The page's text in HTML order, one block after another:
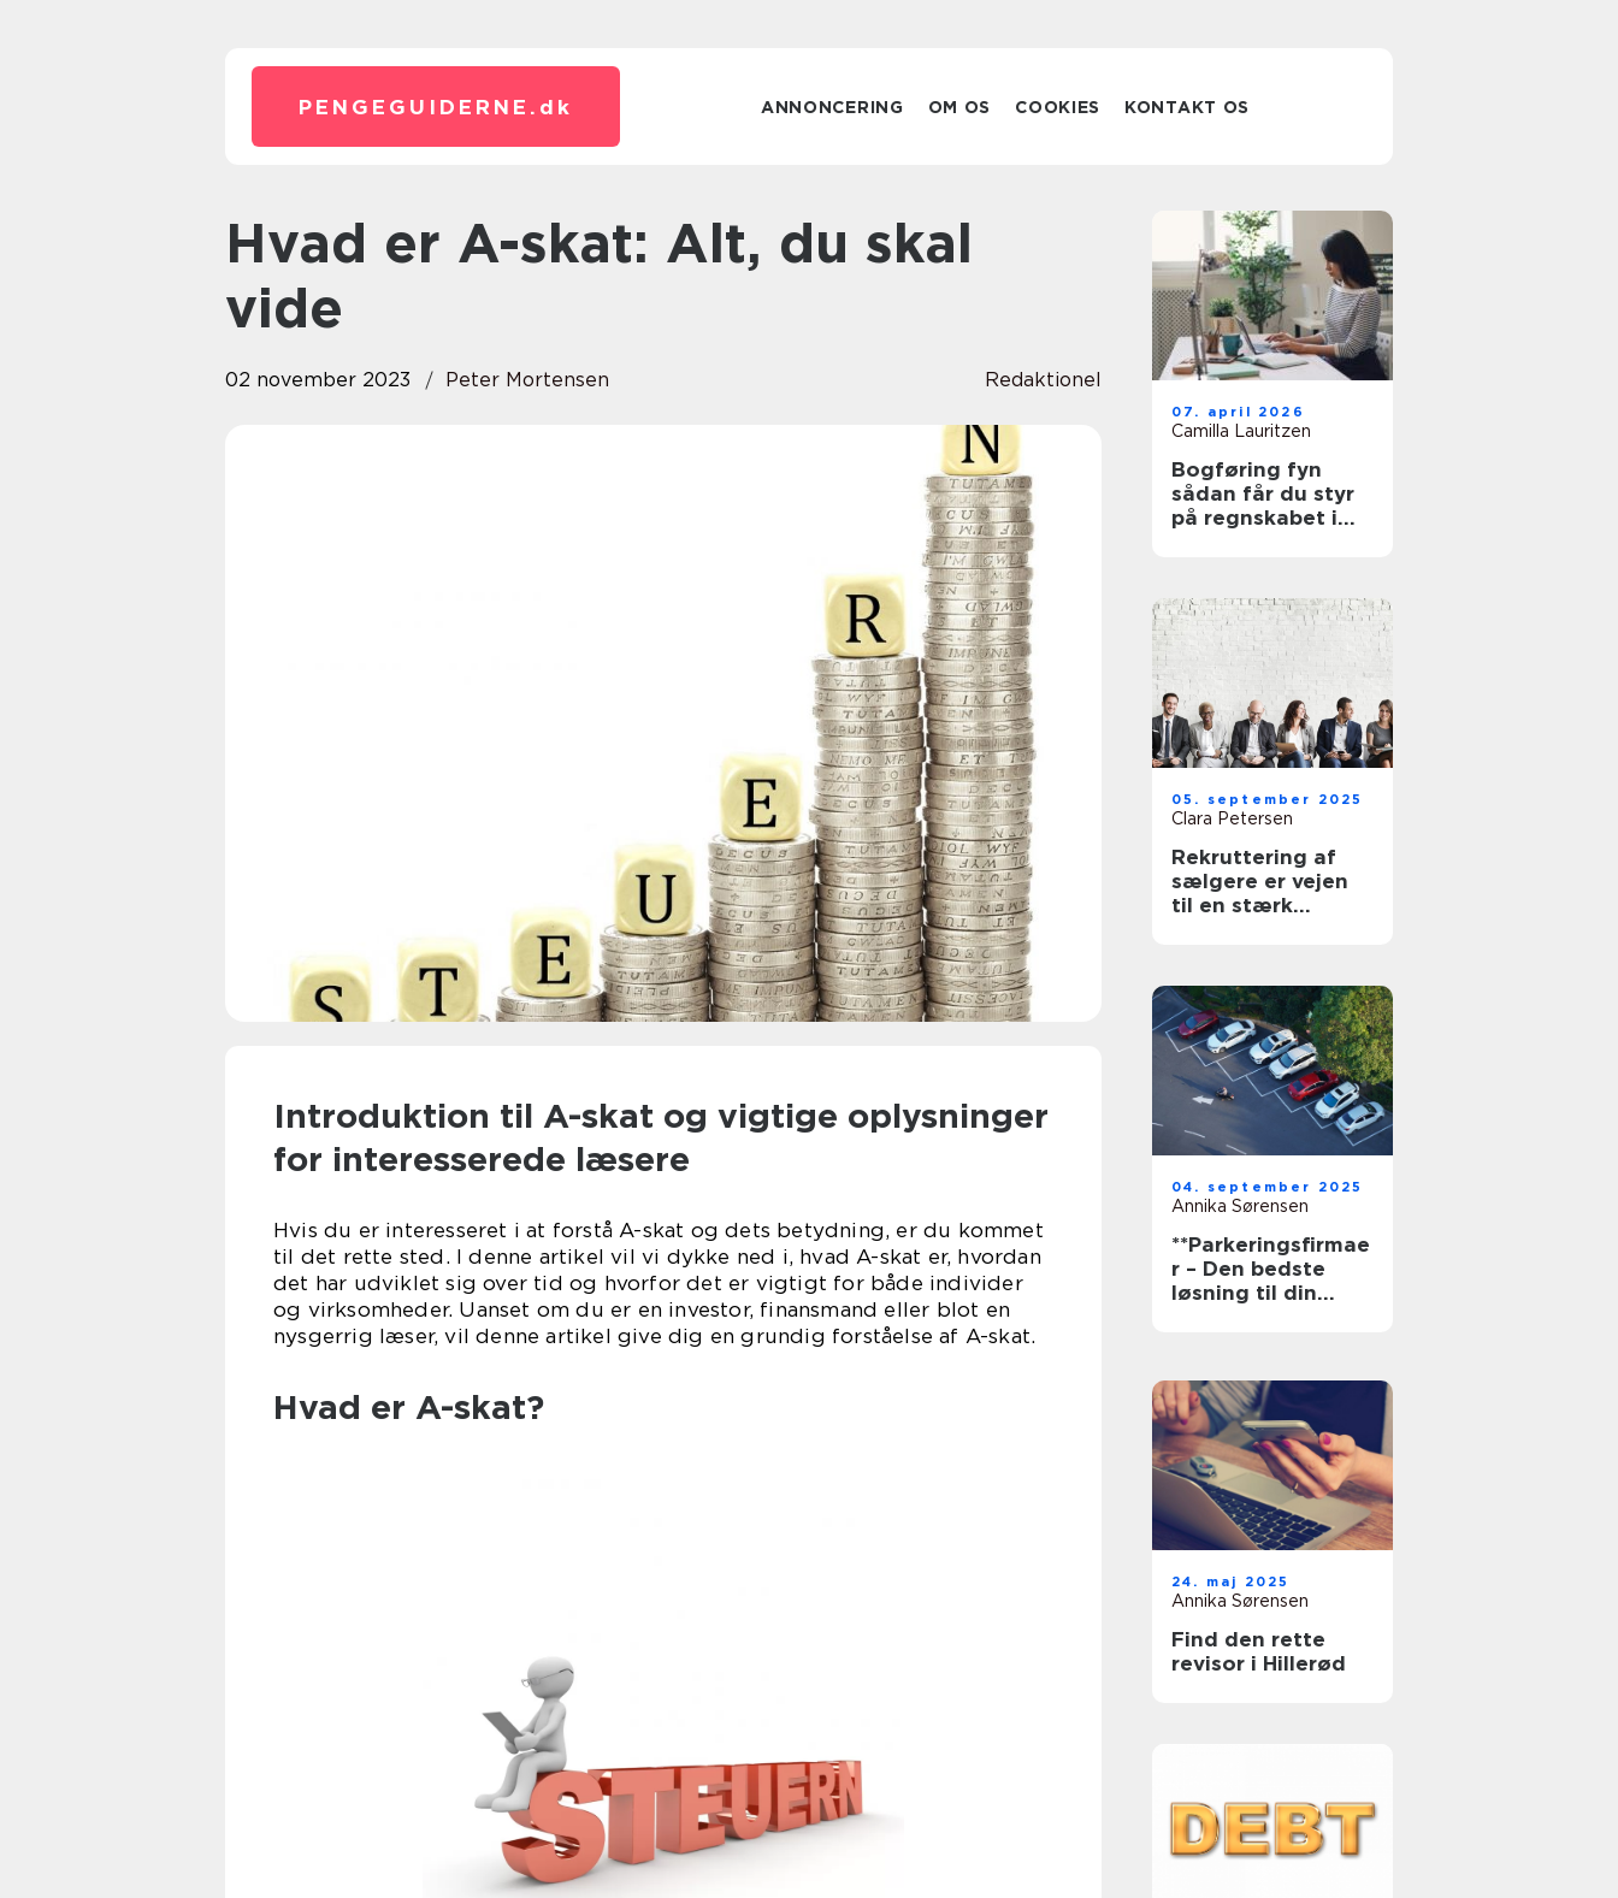
PENGEGUIDERNE. dk ANNONCERING OM OS COOKIES KONTAKT OS
Hvad er A-skat: Alt, du skal
vide
02 november 2023 Peter Mortensen Redaktionel
Introduktion til A-skat og vigtige oplysninger
for interesserede læsere
Hvis du er interesseret i at forstå A-skat og dets betydning, er du kommet
til det rette sted. I denne artikel vil vi dykke ned i, hvad A-skat er, hvordan
det har udviklet sig over tid og hvorfor det er vigtigt for både individer
og virksomheder. Uanset om du er en investor, finansmand eller blot en
nysgerrig læser, vil denne artikel give dig en grundig forståelse af A-skat.
Hvad er A-skat?
07. april 2026
Camilla Lauritzen
Bogføring fyn
sådan får du styr
på regnskabet i
05. september 2025
Clara Petersen
Rekruttering af
sælgere er vejen
til en stærk
04. september 2025
Annika Sørensen
**Parkeringsfirmae
r – Den bedste
løsning til din
24. maj 2025
Annika Sørensen
Find den rette
revisor i Hillerød